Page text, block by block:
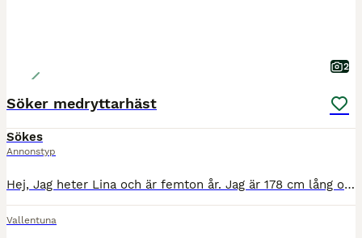
2
Söker medryttarhäst
Sökes
Annonstyp
Hej, Jag heter Lina och är femton år. Jag är 178 cm lång och bor i Vallentuna/Stockholm. Jag älskar hästar och att vara i stallet. Har ridit i ca sju år och tagit hand om hästar från både marken o
Vallentuna